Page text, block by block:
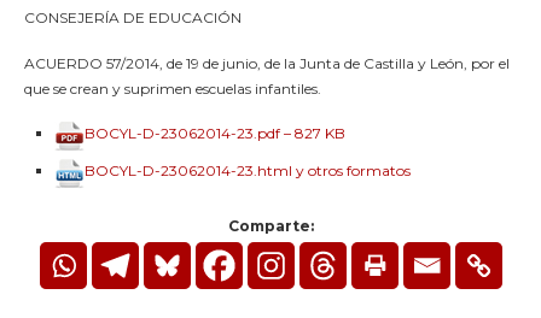
CONSEJERÍA DE EDUCACIÓN
ACUERDO 57/2014, de 19 de junio, de la Junta de Castilla y León, por el
que se crean y suprimen escuelas infantiles.
BOCYL-D-23062014-23.pdf – 827 KB
BOCYL-D-23062014-23.html y otros formatos
Comparte: